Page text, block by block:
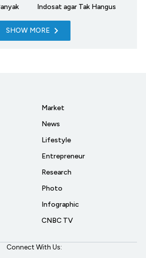
Indosat agar Tak Hangus
SHOW MORE
Market
News
Lifestyle
Entrepreneur
Research
Photo
Infographic
CNBC TV
Connect With Us: